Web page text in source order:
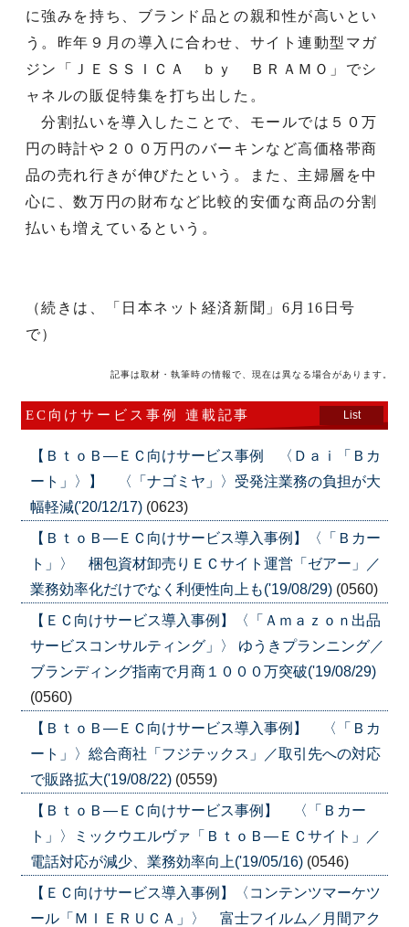
に強みを持ち、ブランド品との親和性が高いとい
う。昨年９月の導入に合わせ、サイト連動型マガ
ジン「ＪＥＳＳＩＣＡ ｂｙ ＢＲＡＭＯ」でシ
ャネルの販促特集を打ち出した。
分割払いを導入したことで、モールでは５０万
円の時計や２００万円のバーキンなど高価格帯商
品の売れ行きが伸びたという。また、主婦層を中
心に、数万円の財布など比較的安価な商品の分割
払いも増えているという。
（続きは、「日本ネット経済新聞」6月16日号
で）
記事は取材・執筆時の情報で、現在は異なる場合があります。
EC向けサービス事例 連載記事 List
【ＢｔｏＢ―ＥＣ向けサービス事例 〈Ｄａｉ「Ｂカ
ート」〉】 〈「ナゴミヤ」〉受発注業務の負担が大
幅軽減('20/12/17) (0623)
【ＢｔｏＢ―ＥＣ向けサービス導入事例】〈「Ｂカー
ト」〉 梱包資材卸売りＥＣサイト運営「ゼアー」／
業務効率化だけでなく利便性向上も('19/08/29) (0560)
【ＥＣ向けサービス導入事例】〈「Ａｍａｚｏｎ出品
サービスコンサルティング」〉 ゆうきプランニング／
ブランディング指南で月商１０００万突破('19/08/29)
(0560)
【ＢｔｏＢ―ＥＣ向けサービス導入事例】 〈「Ｂカ
ート」〉総合商社「フジテックス」／取引先への対応
で販路拡大('19/08/22) (0559)
【ＢｔｏＢ―ＥＣ向けサービス事例】 〈「Ｂカー
ト」〉ミックウエルヴァ「ＢｔｏＢ―ＥＣサイト」／
電話対応が減少、業務効率向上('19/05/16) (0546)
【ＥＣ向けサービス導入事例】〈コンテンツマーケツ
ール「ＭＩＥＲＵＣＡ」〉 富士フイルム／月間アク